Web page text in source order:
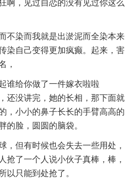
啊，见过自恋的没有见过你这么
不染而我就是出淤泥而全染本来
染自己变得更加疯癫。起来，害
，
谁给你做了一件嫁衣啦啦
还没讲完，她的长相，那下面就
，小小的鼻子长长的手臂高高的
的脸，圆圆的脑袋。
，但有时候也会失去一些用处，
抢了一个人说小伙子真棒，棒，
以只能到处抢了。